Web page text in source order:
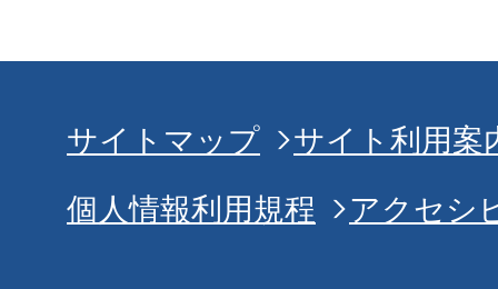
サイトマップ
サイト利用案
個人情報利用規程
アクセシ